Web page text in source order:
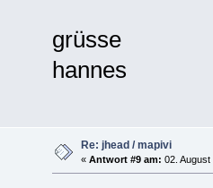
grüsse
hannes
Re: jhead / mapivi
« Antwort #9 am: 02.